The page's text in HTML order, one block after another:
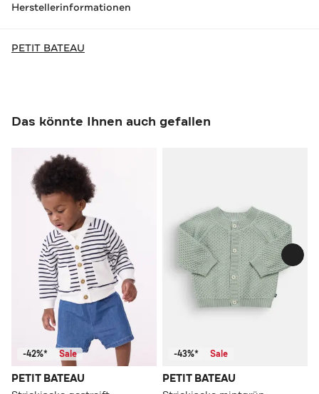
Herstellerinformationen
PETIT BATEAU
Das könnte Ihnen auch gefallen
-42%* Sale
PETIT BATEAU
-43%* Sale
PETIT BATEAU